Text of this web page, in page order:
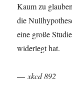
Kaum zu
die
eine große
widerlegt hat.
— xkcd 892